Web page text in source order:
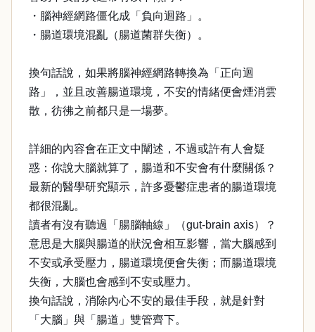
・腦神經網路僵化成「負向迴路」。
・腸道環境混亂（腸道菌群失衡）。
換句話說，如果將腦神經網路轉換為「正向迴
路」，並且改善腸道環境，不安的情緒便會煙消雲
散，彷彿之前都只是一場夢。
詳細的內容會在正文中闡述，不過或許有人會疑
惑：你說大腦就算了，腸道和不安會有什麼關係？
最新的醫學研究顯示，許多憂鬱症患者的腸道環境
都很混亂。
讀者有沒有聽過「腸腦軸線」（gut-brain axis）？
意思是大腦與腸道的狀況會相互影響，當大腦感到
不安或承受壓力，腸道環境便會失衡；而腸道環境
失衡，大腦也會感到不安或壓力。
換句話說，消除內心不安的最佳手段，就是針對
「大腦」與「腸道」雙管齊下。